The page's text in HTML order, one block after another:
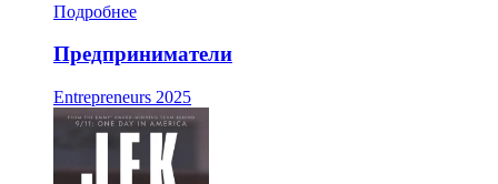
Подробнее
Предприниматели
Entrepreneurs 2025